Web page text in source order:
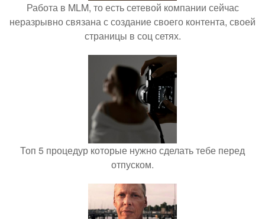
Работа в MLM, то есть сетевой компании сейчас
неразрывно связана с создание своего контента, своей
страницы в соц сетях.
Топ 5 процедур которые нужно сделать тебе перед
отпуском.